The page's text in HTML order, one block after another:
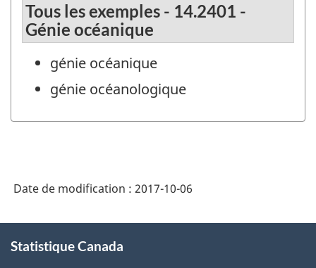
Tous les exemples - 14.2401 -
Génie océanique
génie océanique
génie océanologique
Date de modification : 2017-10-06
propos
Statistique Canada